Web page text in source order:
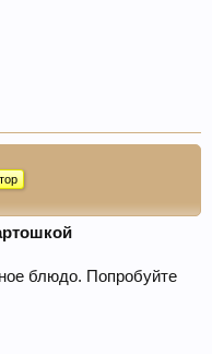
блюдо. Попробуйте